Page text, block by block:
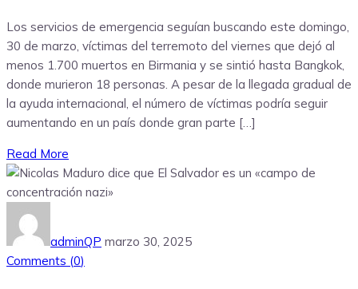
Los servicios de emergencia seguían buscando este domingo,
30 de marzo, víctimas del terremoto del viernes que dejó al
menos 1.700 muertos en Birmania y se sintió hasta Bangkok,
donde murieron 18 personas. A pesar de la llegada gradual de
la ayuda internacional, el número de víctimas podría seguir
aumentando en un país donde gran parte […]
Read More
adminQP marzo 30, 2025
Comments (0)